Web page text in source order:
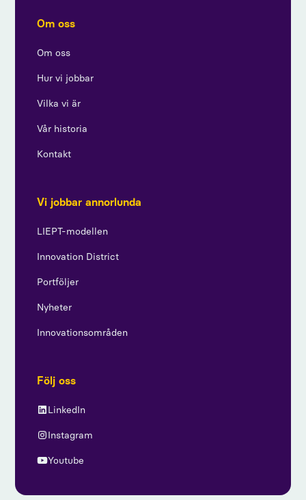
Om oss
Om oss
Hur vi jobbar
Vilka vi är
Vår historia
Kontakt
Vi jobbar annorlunda
LIEPT-modellen
Innovation District
Portföljer
Nyheter
Innovationsområden
Följ oss
LinkedIn
Instagram
Youtube